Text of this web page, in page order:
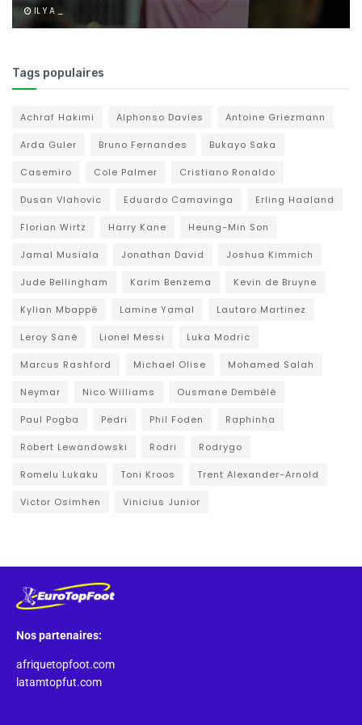
IL Y A _
Tags populaires
Achraf Hakimi Alphonso Davies Antoine Griezmann
Arda Guler Bruno Fernandes Bukayo Saka
Casemiro Cole Palmer Cristiano Ronaldo
Dusan Vlahovic Eduardo Camavinga Erling Haaland
Florian Wirtz Harry Kane Heung-Min Son
Jamal Musiala Jonathan David Joshua Kimmich
Jude Bellingham Karim Benzema Kevin de Bruyne
Kylian Mbappé Lamine Yamal Lautaro Martinez
Leroy Sané Lionel Messi Luka Modric
Marcus Rashford Michael Olise Mohamed Salah
Neymar Nico Williams Ousmane Dembélé
Paul Pogba Pedri Phil Foden Raphinha
Robert Lewandowski Rodri Rodrygo
Romelu Lukaku Toni Kroos Trent Alexander-Arnold
Victor Osimhen Vinicius Junior
Nos partenaires:
afriquetopfoot.com
latamtopfut.com